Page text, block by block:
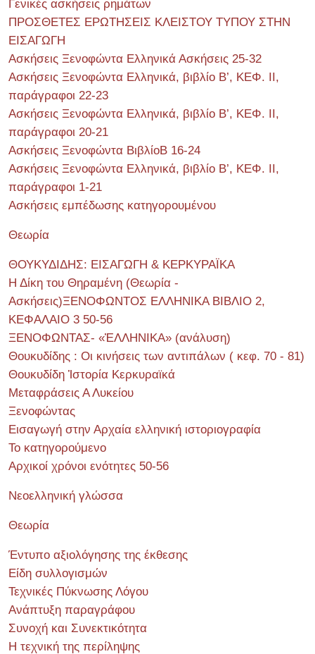
Γενικές ασκήσεις ρημάτων
ΠΡΟΣΘΕΤΕΣ ΕΡΩΤΗΣΕΙΣ ΚΛΕΙΣΤΟΥ ΤΥΠΟΥ ΣΤΗΝ
ΕΙΣΑΓΩΓΗ
Ασκήσεις Ξενοφώντα Ελληνικά Ασκήσεις 25-32
Ασκήσεις Ξενοφώντα Ελληνικά, βιβλίο Β’, ΚΕΦ. II,
παράγραφοι 22-23
Ασκήσεις Ξενοφώντα Ελληνικά, βιβλίο Β’, ΚΕΦ. II,
παράγραφοι 20-21
Ασκήσεις Ξενοφώντα ΒιβλίοΒ 16-24
Ασκήσεις Ξενοφώντα Ελληνικά, βιβλίο Β’, ΚΕΦ. II,
παράγραφοι 1-21
Ασκήσεις εμπέδωσης κατηγορουμένου
Θεωρία
ΘΟΥΚΥΔΙΔΗΣ: ΕΙΣΑΓΩΓΗ & ΚΕΡΚΥΡΑΪΚΑ
Η Δίκη του Θηραμένη (Θεωρία -
Ασκήσεις)ΞΕΝΟΦΩΝΤΟΣ ΕΛΛΗΝΙΚΑ ΒΙΒΛΙΟ 2,
ΚΕΦΑΛΑΙΟ 3 50-56
ΞΕΝΟΦΩΝΤΑΣ- «ἙΛΛΗΝΙΚΑ» (ανάλυση)
Θουκυδίδης : Οι κινήσεις των αντιπάλων ( κεφ. 70 - 81)
Θουκυδίδη Ἱστορία Κερκυραϊκά
Μεταφράσεις Α Λυκείου
Ξενοφώντας
Εισαγωγή στην Αρχαία ελληνική ιστοριογραφία
Το κατηγορούμενο
Αρχικοί χρόνοι ενότητες 50-56
Νεοελληνική γλώσσα
Θεωρία
Έντυπο αξιολόγησης της έκθεσης
Είδη συλλογισμών
Τεχνικές Πύκνωσης Λόγου
Ανάπτυξη παραγράφου
Συνοχή και Συνεκτικότητα
Η τεχνική της περίληψης